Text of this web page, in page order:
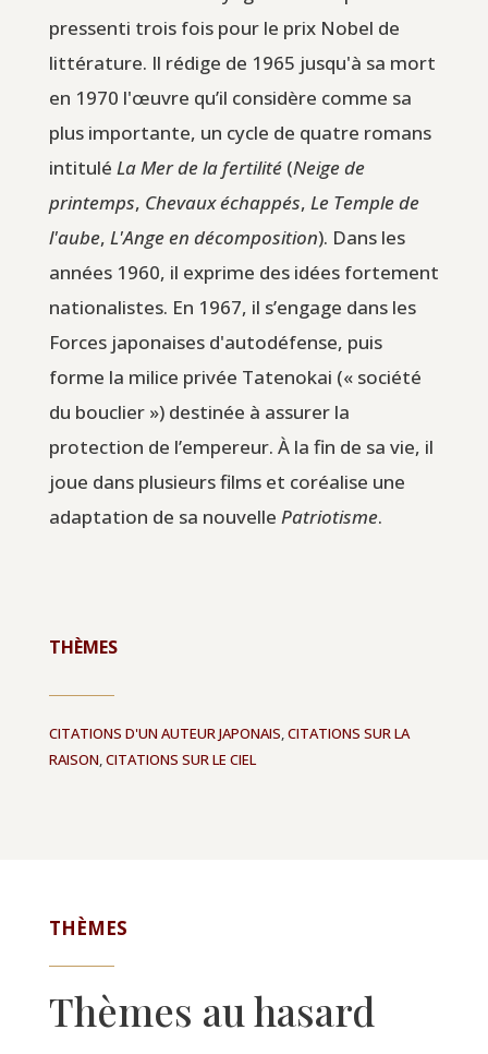
pressenti trois fois pour le prix Nobel de
littérature. Il rédige de 1965 jusqu'à sa mort
en 1970 l'œuvre qu’il considère comme sa
plus importante, un cycle de quatre romans
intitulé La Mer de la fertilité(Neige de
printemps, Chevaux échappés, Le Temple de
l'aube, L'Ange en décomposition). Dans les
années 1960, il exprime des idées fortement
nationalistes. En 1967, il s’engage dans les
Forces japonaises d'autodéfense, puis
forme la milice privée Tatenokai (« société
du bouclier ») destinée à assurer la
protection de l’empereur. À la fin de sa vie, il
joue dans plusieurs films et coréalise une
adaptation de sa nouvelle Patriotisme.
THÈMES
CITATIONS D'UN AUTEUR JAPONAIS,CITATIONS SUR LA
RAISON,CITATIONS SUR LE CIEL
THÈMES
Thèmes au hasard